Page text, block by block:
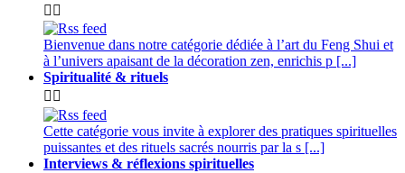
 
Bienvenue dans notre catégorie dédiée à l’art du Feng Shui et
à l’univers apaisant de la décoration zen, enrichis p [...]
Spiritualité & rituels
 
Cette catégorie vous invite à explorer des pratiques spirituelles
puissantes et des rituels sacrés nourris par la s [...]
Interviews & réflexions spirituelles